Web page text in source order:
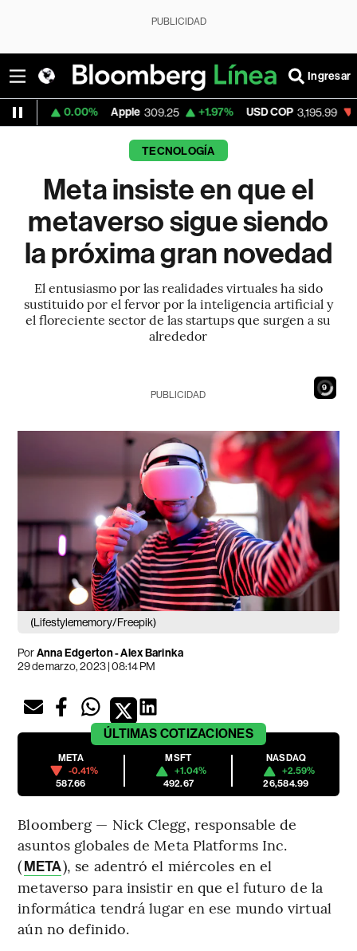
PUBLICIDAD
Ingresar
Apple 309.25 +1.97% USD COP 3,195.99 -1.14%
TECNOLOGÍA
Meta insiste en que el
metaverso sigue siendo
la próxima gran novedad
El entusiasmo por las realidades virtuales ha sido
sustituido por el fervor por la inteligencia artificial y
el floreciente sector de las startups que surgen a su
alrededor
7
PUBLICIDAD
(Lifestylememory/Freepik)
PorAnna Edgerton - Alex Barinka
29 de marzo, 2023 | 08:14 PM
ÚLTIMAS COTIZACIONES
META
-0.41%
587.66
MSFT
+1.04%
492.67
NASDAQ
+2.59%
26,584.99
Bloomberg — Nick Clegg, responsable de
asuntos globales de Meta Platforms Inc.
(META), se adentró el miércoles en el
metaverso para insistir en que el futuro de la
informática tendrá lugar en ese mundo virtual
aún no definido.